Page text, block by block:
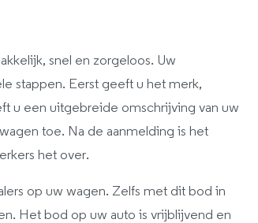
snel en zorgeloos. Uw
stappen. Eerst geeft u het merk,
u een uitgebreide omschrijving van uw
toe. Na de aanmelding is het
het over.
op uw wagen. Zelfs met dit bod in
Het bod op uw auto is vrijblijvend en